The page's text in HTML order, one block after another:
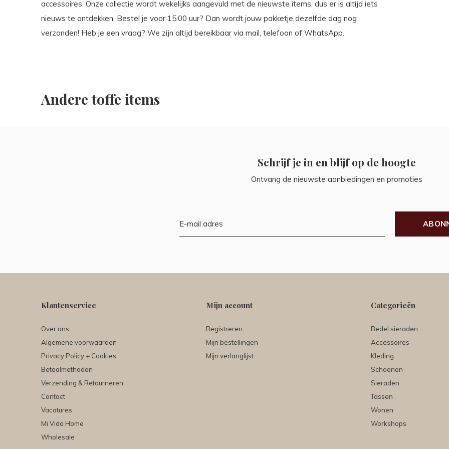
accessoires. Onze collectie wordt wekelijks aangevuld met de nieuwste items, dus er is altijd iets
nieuws te ontdekken. Bestel je voor 15:00 uur? Dan wordt jouw pakketje dezelfde dag nog
verzonden! Heb je een vraag? We zijn altijd bereikbaar via mail, telefoon of WhatsApp.
Andere toffe items
Schrijf je in en blijf op de hoogte
Ontvang de nieuwste aanbiedingen en promoties
Klantenservice
Over ons
Algemene voorwaarden
Privacy Policy + Cookies
Betaalmethoden
Verzending & Retourneren
Contact
Vacatures
Mi Vida Home
Wholesale
Mijn account
Registreren
Mijn bestellingen
Mijn verlanglijst
Categorieën
Bedel sieraden
Accessoires
Kleding
Schoenen
Sieraden
Tassen
Wonen
Workshops